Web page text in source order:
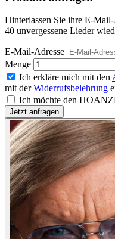
Hinterlassen Sie ihre E-
40 unvergessene Lieder
E-Mail-Adresse
Menge
Ich erkläre mich mit den
mit derWiderrufsbelehrung
Ich möchte den